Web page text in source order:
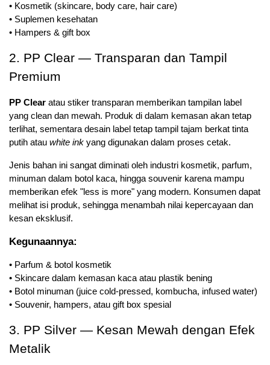
• Kosmetik (skincare, body care, hair care)
• Suplemen kesehatan
• Hampers & gift box
2. PP Clear — Transparan dan Tampil
Premium
PP Clear atau stiker transparan memberikan tampilan label
yang clean dan mewah. Produk di dalam kemasan akan tetap
terlihat, sementara desain label tetap tampil tajam berkat tinta
putih atau white ink yang digunakan dalam proses cetak.
Jenis bahan ini sangat diminati oleh industri kosmetik, parfum,
minuman dalam botol kaca, hingga souvenir karena mampu
memberikan efek "less is more" yang modern. Konsumen dapat
melihat isi produk, sehingga menambah nilai kepercayaan dan
kesan eksklusif.
Kegunaannya:
• Parfum & botol kosmetik
• Skincare dalam kemasan kaca atau plastik bening
• Botol minuman (juice cold-pressed, kombucha, infused water)
• Souvenir, hampers, atau gift box spesial
3. PP Silver — Kesan Mewah dengan Efek
Metalik